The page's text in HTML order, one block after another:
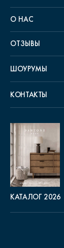
О НАС
ОТЗЫВЫ
ШОУРУМЫ
КОНТАКТЫ
КАТАЛОГ 2026